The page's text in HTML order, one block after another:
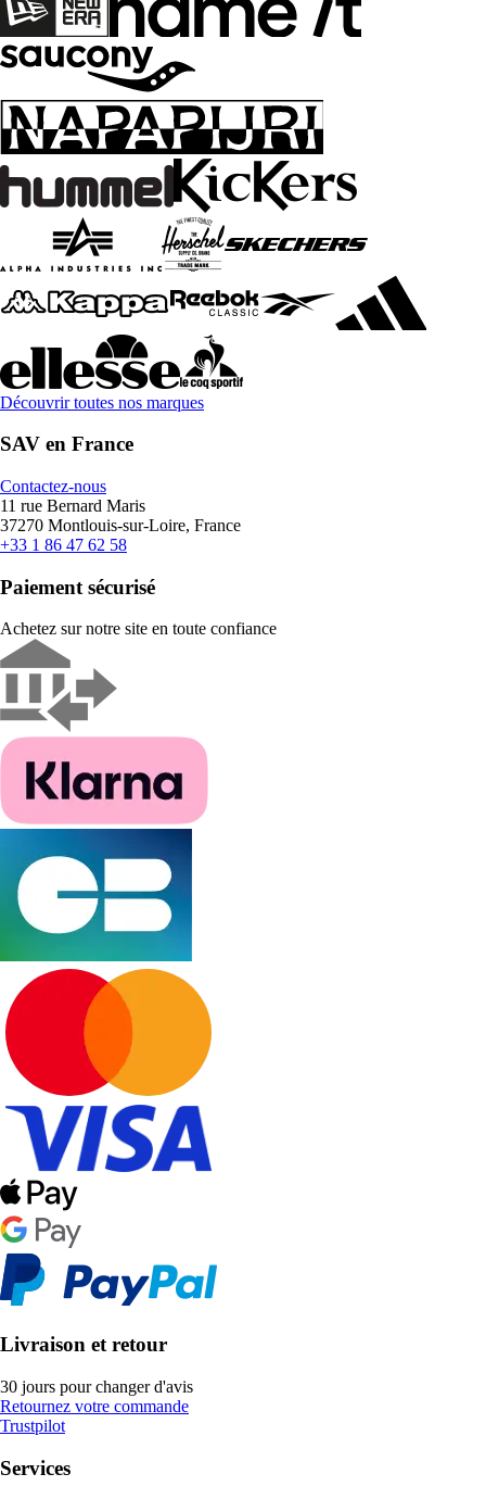
Découvrir toutes nos marques
SAV en France
Contactez-nous
11 rue Bernard Maris
37270 Montlouis-sur-Loire, France
+33 1 86 47 62 58
Paiement sécurisé
Achetez sur notre site en toute confiance
Livraison et retour
30 jours pour changer d'avis
Retournez votre commande
Trustpilot
Services